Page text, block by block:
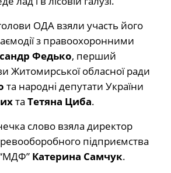
ОДА взяли участь його
з правоохоронними
Федько, перший
Житомирської обласної ради
та народні депутати України
та Тетяна Циба.
слово взяла директор
підприємства
Катерина Самчук.